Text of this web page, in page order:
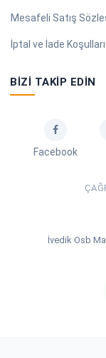
Mesafeli Satış
İptal ve İade Koşulları
BIZI TAKIP EDIN
Facebook
İvedik Osb